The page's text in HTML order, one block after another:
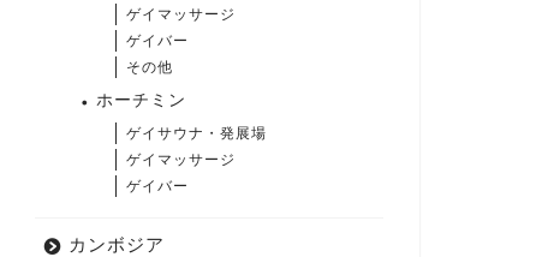
ゲイマッサージ
ゲイバー
その他
ホーチミン
ゲイサウナ・発展場
ゲイマッサージ
ゲイバー
カンボジア